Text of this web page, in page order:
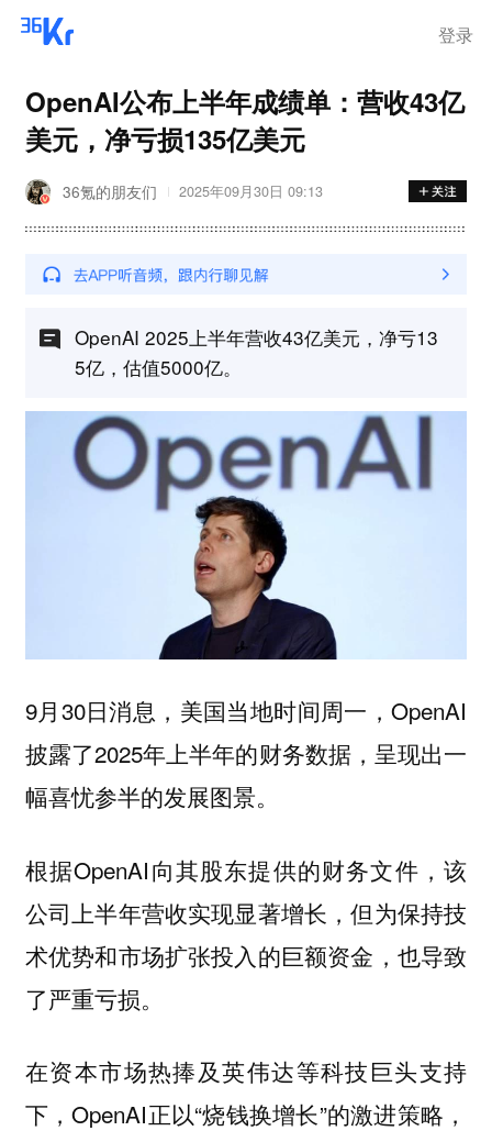
登录
OpenAI公布上半年成绩单：营收43亿
美元，净亏损135亿美元
36氪的朋友们 2025年09月30日 09:13
OpenAI 2025上半年营收43亿美元，净亏13
5亿，估值5000亿。
9月30日消息，美国当地时间周一，OpenAI
披露了2025年上半年的财务数据，呈现出一
幅喜忧参半的发展图景。
根据OpenAI向其股东提供的财务文件，该
公司上半年营收实现显著增长，但为保持技
术优势和市场扩张投入的巨额资金，也导致
了严重亏损。
在资本市场热捧及英伟达等科技巨头支持
下，OpenAI正以“烧钱换增长”的激进策略，